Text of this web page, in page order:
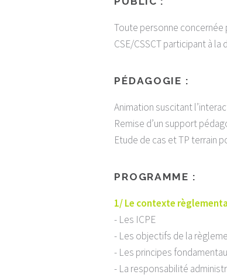
Toute personne concernée
CSE/CSSCT participant à la
PÉDAGOGIE :
Animation suscitant
Remise d’un support
Etude de cas et TP terrain
PROGRAMME :
1/ Le contexte
- Les ICPE
- Les objectifs de la
- Les principes
- La responsabilité